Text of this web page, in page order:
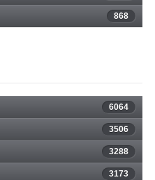
868
6064
3506
3288
3173